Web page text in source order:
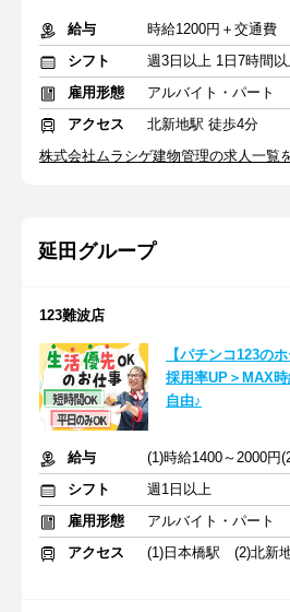
給与
時給1200円＋交通費
シフト
雇用形態
アルバイト・パート
アクセス
北新地駅 徒歩4分
株式会社ムラシゲ建物管理の求人一覧
延田グループ
123難波店
【パチンコ123の
採用率UP＞MAX
自由♪
給与
シフト
週1日以上
雇用形態
アルバイト・パート
アクセス
(1)日本橋駅 (2)北新